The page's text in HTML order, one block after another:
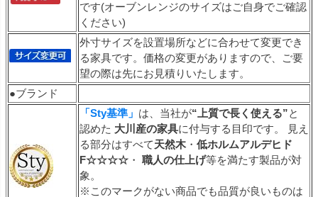
です(オーブンレンジのサイズはご自身でご確認
ください)
外寸サイズを設置場所などに合わせて変更でき
る家具です。価格の変更がありますので、ご要
望の際は先にお見積りいたします。
●ブランド
「Sty基準」 は、当社が“上質で長く使える”と
認めた 大川産の家具に付与する目印です。 見え
る部分はすべて天然木 ・ 低ホルムアルデヒド
F☆☆☆☆ ・ 職人の仕上げ等を満たす製品が対
象。
※このマークがない商品でも品質が良いものは